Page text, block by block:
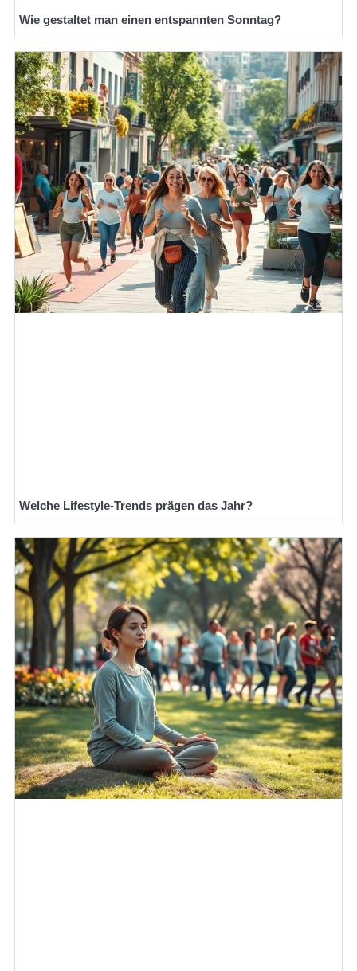
Wie gestaltet man einen entspannten Sonntag?
Welche Lifestyle-Trends prägen das Jahr?